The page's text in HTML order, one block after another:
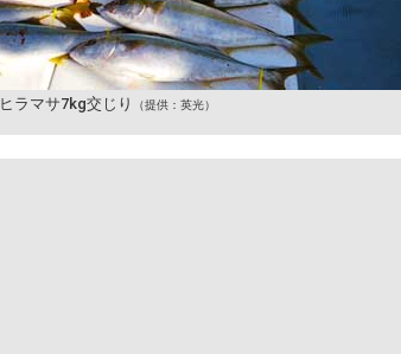
ヒラマサ7kg交じり （提供：英光）